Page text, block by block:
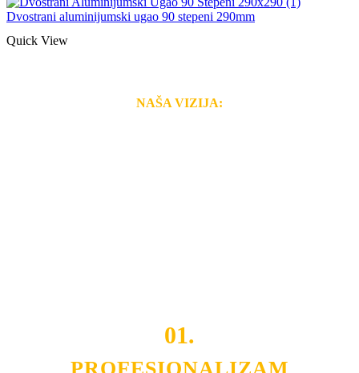
Dvostrani aluminijumski ugao 90 stepeni 290mm
Quick View
NAŠA VIZIJA:
01.